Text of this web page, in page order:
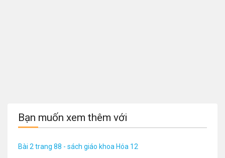
Bạn muốn xem thêm với
Bài 2 trang 88 - sách giáo khoa Hóa 12